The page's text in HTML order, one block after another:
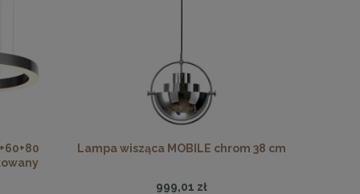
Lampa wisząca MOBILE chrom 38 cm
999,01 zł